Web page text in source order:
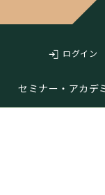
ログイン
セミナー・アカデ